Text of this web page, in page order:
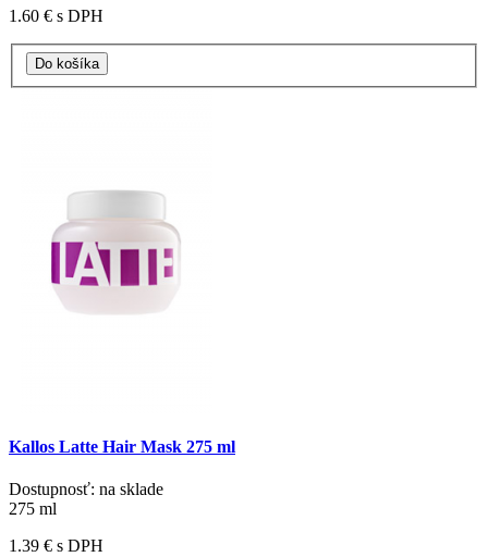
1.60 € s DPH
Kallos Latte Hair Mask 275 ml
Dostupnosť: na sklade
275 ml
1.39 € s DPH